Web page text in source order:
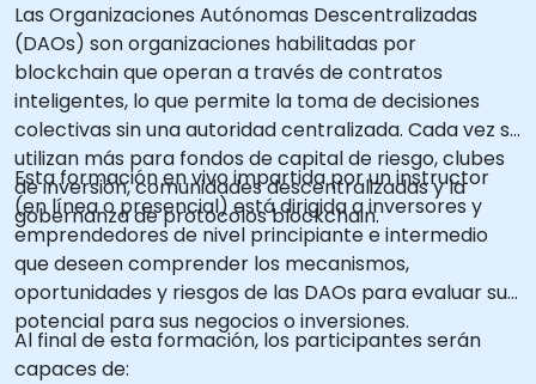
Las Organizaciones Autónomas Descentralizadas
(DAOs) son organizaciones habilitadas por
blockchain que operan a través de contratos
inteligentes, lo que permite la toma de decisiones
colectivas sin una autoridad centralizada. Cada vez se
utilizan más para fondos de capital de riesgo, clubes
de inversión, comunidades descentralizadas y la
gobernanza de protocolos blockchain.
Esta formación en vivo impartida por un instructor
(en línea o presencial) está dirigida a inversores y
emprendedores de nivel principiante e intermedio
que deseen comprender los mecanismos,
oportunidades y riesgos de las DAOs para evaluar su
potencial para sus negocios o inversiones.
Al final de esta formación, los participantes serán
capaces de: